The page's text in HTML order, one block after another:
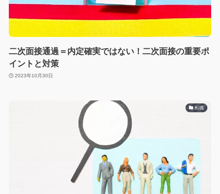
二次面接通過＝内定確実ではない！二次面接の重要ポ
イントと対策
2023年10月30日
転職